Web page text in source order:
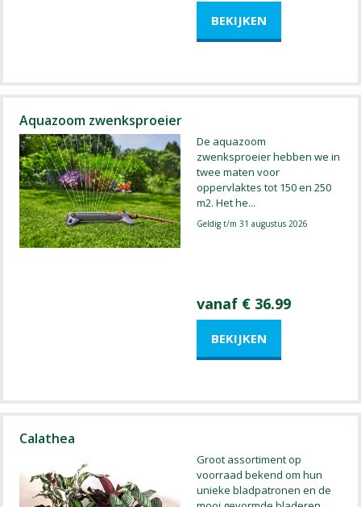
Aquazoom zwenksproeier
De aquazoom
zwenksproeier hebben we in
twee maten voor
oppervlaktes tot 150 en 250
m2. Het he...
Geldig t/m 31 augustus 2026
vanaf € 36.99
Calathea
Groot assortiment op
voorraad bekend om hun
unieke bladpatronen en de